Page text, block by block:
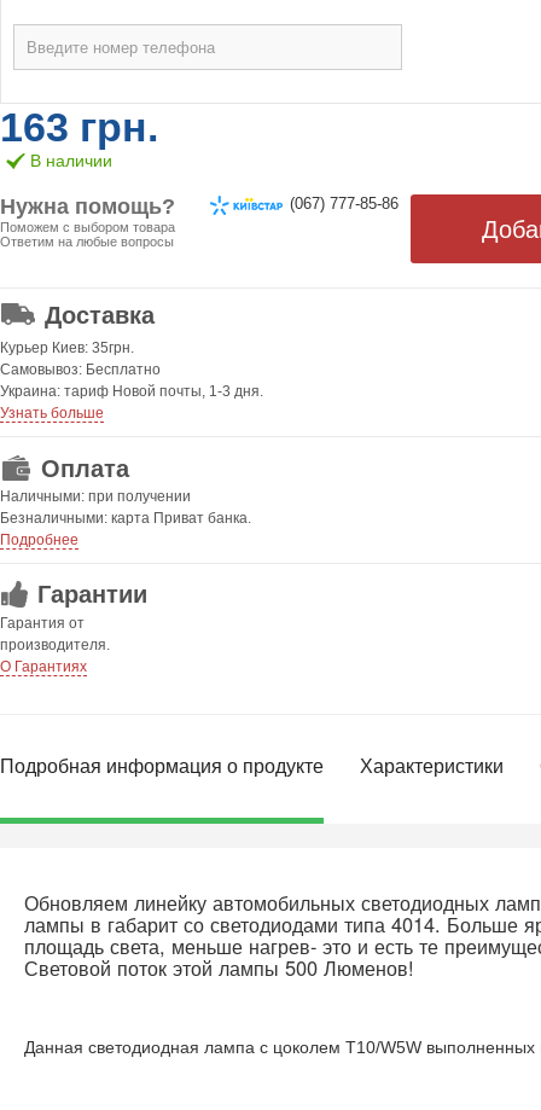
163 грн.
В наличии
Нужна помощь?
Поможем с выбором товара
Ответим на любые вопросы
(067) 777-85-86
Доставка
Курьер Киев: 35грн.
Самовывоз: Бесплатно
Украина: тариф Новой почты, 1-3 дня.
Узнать больше
Оплата
Наличными: при получении
Безналичными: карта Приват банка.
Подробнее
Гарантии
Гарантия от
производителя.
О Гарантиях
Подробная информация о продукте Характеристики
Обновляем линейку автомобильных светодиодных
лампы в габарит со светодиодами типа 4014. Больше
площадь света, меньше нагрев- это и есть те
Световой поток этой лампы 500 Люменов!
Данная светодиодная лампа с цоколем T10/W5W выполненных